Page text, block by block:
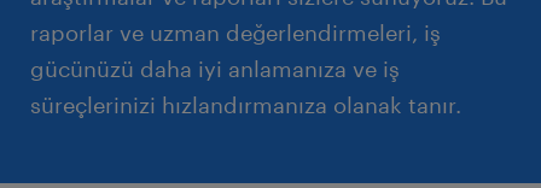
raporlar ve uzman değerlendirmeleri, iş
gücünüzü daha iyi anlamanıza ve iş
süreçlerinizi hızlandırmanıza olanak tanır.